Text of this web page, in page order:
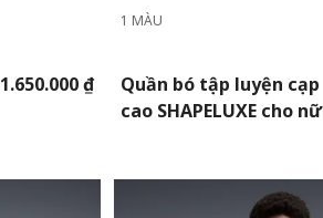
1.650.000 ₫
1 MÀU
Quần bó tập luyện cạp
cao SHAPELUXE cho nữ